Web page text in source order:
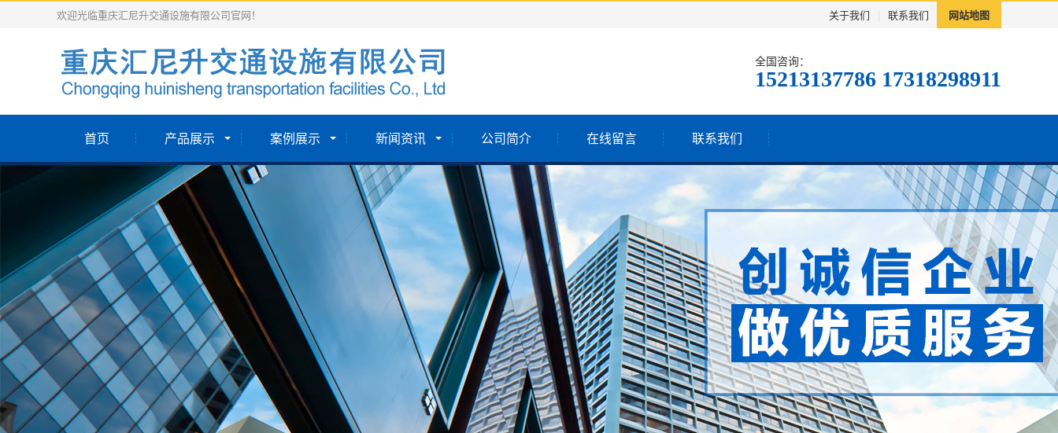
关于我们 联系我们 网站地图
欢迎光临重庆汇尼升交通设施有限公司官网！
全国咨询：
15213137786 17318298911
首页 产品展示 案例展示 新闻资讯 公司简介 在线留言 联系我们